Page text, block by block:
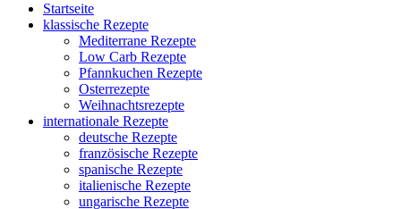
Startseite
klassische Rezepte
Mediterrane Rezepte
Low Carb Rezepte
Pfannkuchen Rezepte
Osterrezepte
Weihnachtsrezepte
internationale Rezepte
deutsche Rezepte
französische Rezepte
spanische Rezepte
italienische Rezepte
ungarische Rezepte